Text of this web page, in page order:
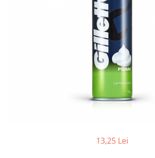
Echipamente de curăţenie
Folie aluminiu,folie alimentara
13,25 Lei